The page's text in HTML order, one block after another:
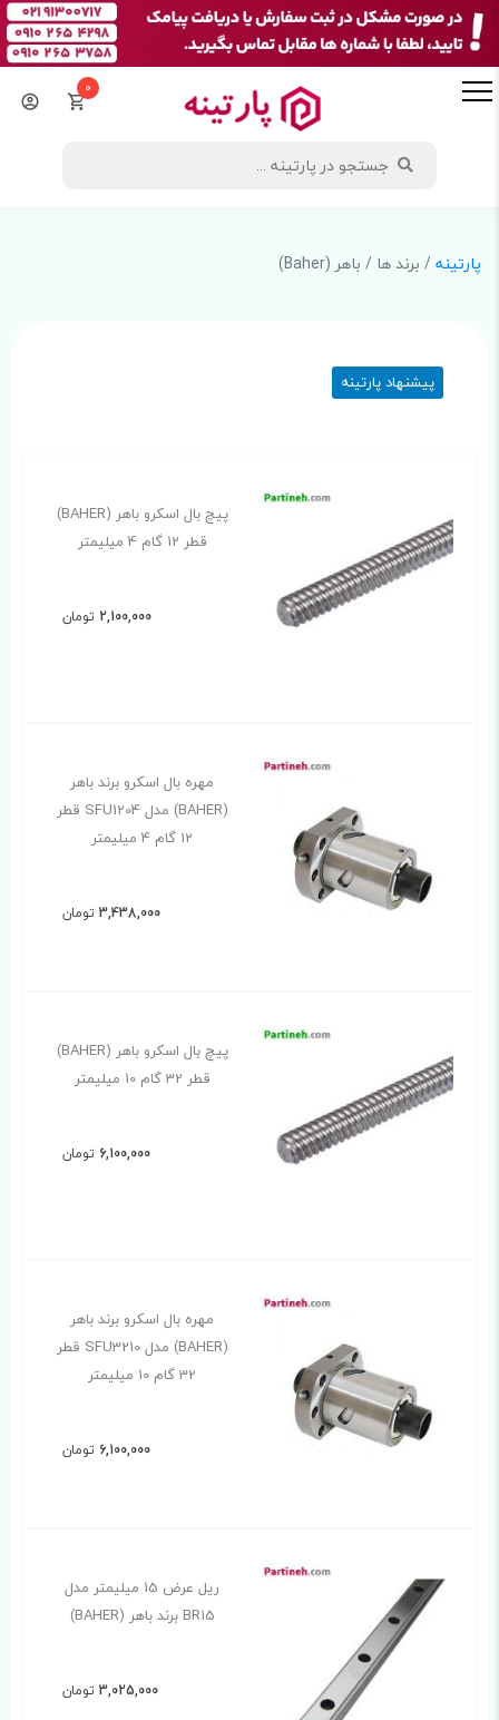
0
پارتینه/ برند ها / باهر (Baher)
پیشنهاد پارتینه
پیچ بال اسکرو باهر (BAHER)
قطر 12 گام 4 میلیمتر
2,100,000 تومان
مهره بال اسکرو برند باهر
(BAHER) مدل SFU1204 قطر
12 گام 4 میلیمتر
3,438,000 تومان
پیچ بال اسکرو باهر (BAHER)
قطر 32 گام 10 میلیمتر
6,100,000 تومان
مهره بال اسکرو برند باهر
(BAHER) مدل SFU3210 قطر
32 گام 10 میلیمتر
6,100,000 تومان
ریل عرض 15 میلیمتر مدل
BR15 برند باهر (BAHER)
3,025,000 تومان